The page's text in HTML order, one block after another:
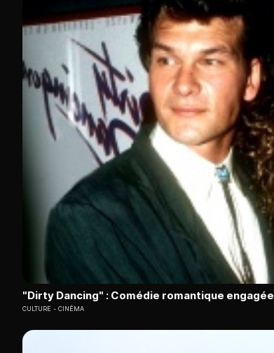
"Dirty Dancing" : Comédie romantique engagée
CULTURE CINÉMA